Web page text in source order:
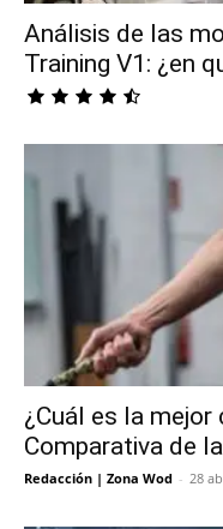
Análisis de las
Training V1: ¿en
¿Cuál es la mejor
Comparativa de
Redacción | Zona Wod - 28